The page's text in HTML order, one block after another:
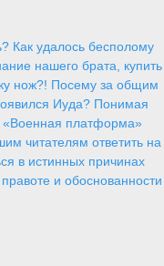
Как удалось бесполому
нашего брата, купить
нож?! Посему за общим
Иуда? Понимая
«Военная платформа»
читателям ответить на
в истинных причинах
и обоснованности